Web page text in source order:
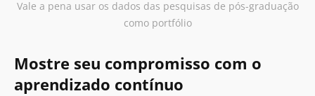
Vale a pena usar os dados das pesquisas de pós-graduação
como portfólio
Mostre seu compromisso com o
aprendizado contínuo